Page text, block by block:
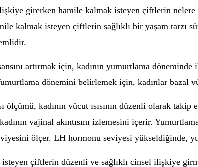
girerken hamile kalmak isteyen çiftlerin
kalmak isteyen çiftlerin sağlıklı bir yaşam tarzı
artırmak için, kadının yumurtlama
dönemini belirlemek için, kadınlar bazal
ölçümü, kadının vücut ısısının düzenli olarak
vajinal akıntısını izlemesini içerir.
ölçer. LH hormonu seviyesi yükseldiğinde,
çiftlerin düzenli ve sağlıklı cinsel ilişkiye